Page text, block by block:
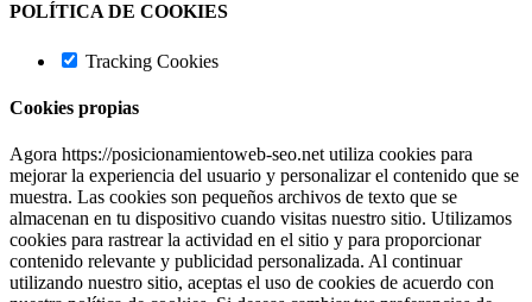
POLÍTICA DE COOKIES
Tracking Cookies
Cookies propias
Agora https://posicionamientoweb-seo.net utiliza cookies para
mejorar la experiencia del usuario y personalizar el contenido que se
muestra. Las cookies son pequeños archivos de texto que se
almacenan en tu dispositivo cuando visitas nuestro sitio. Utilizamos
cookies para rastrear la actividad en el sitio y para proporcionar
contenido relevante y publicidad personalizada. Al continuar
utilizando nuestro sitio, aceptas el uso de cookies de acuerdo con